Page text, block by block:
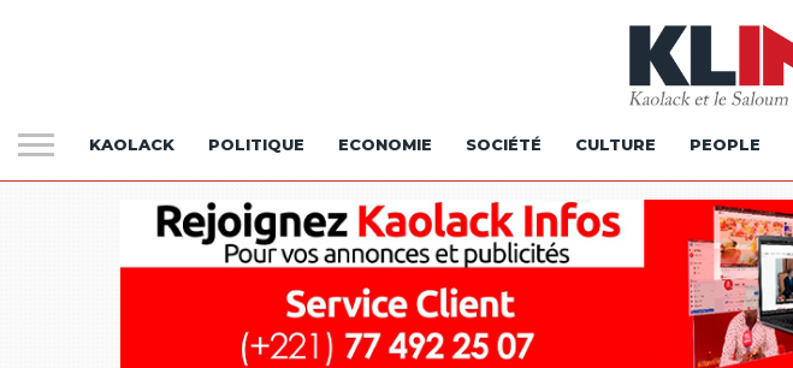
KAOLACK POLITIQUE ECONOMIE SOCIÉTÉ CULTURE PEOPLE